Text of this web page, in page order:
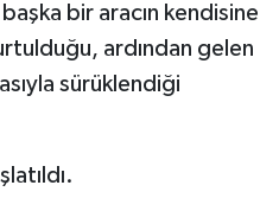
bir aracın kendisine
ardından gelen
sürüklendiği